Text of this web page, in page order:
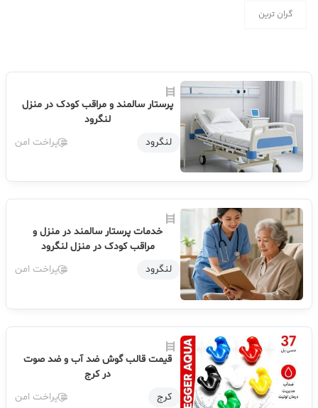
گران ترین
پرستار سالمند و مراقب کودک در منزل
لنگرود
لنگرود
پراخت امن
خدمات پرستار سالمند در منزل و
مراقب کودک در منزل لنگرود
لنگرود
پراخت امن
قیمت قالب گوش ضد آب و ضد صوت
در کرج
کرج
پراخت امن